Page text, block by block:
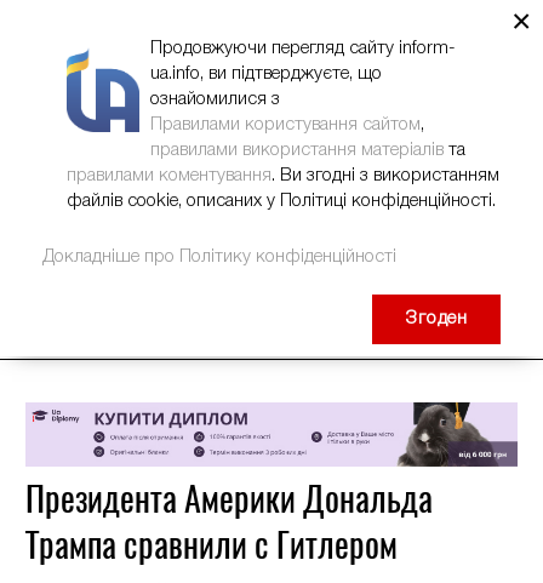
Президента Америки Дональда
Трампа сравнили с Гитлером
×
Продовжуючи перегляд сайту inform-
ua.info, ви підтверджуєте, що
ознайомилися з
Правилами користування сайтом,
правилами використання матеріалів та
правилами коментування. Ви згодні з використанням
файлів cookie, описаних у Політиці конфіденційності.
Докладніше про Політику конфіденційності
Згоден